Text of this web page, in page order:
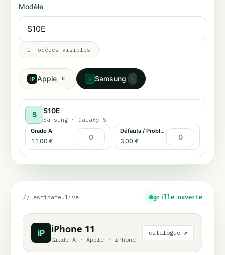
Modèle
1 modèles visibles
iP Apple 0 S Samsung 1
S S10E
Samsung · Galaxy S
Grade A
11,00 €
Défauts / Problème tactile
3,00 €
// estimate.live grille ouverte
iP iPhone 11
Grade A · Apple · iPhone
catalogue ↗